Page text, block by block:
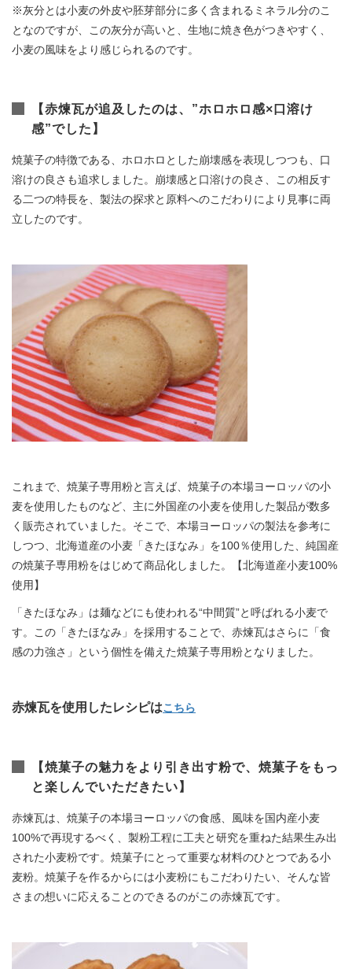
※灰分とは小麦の外皮や胚芽部分に多く含まれるミネラル分のこ
となのですが、この灰分が高いと、生地に焼き色がつきやすく、
小麦の風味をより感じられるのです。
【赤煉瓦が追及したのは、”ホロホロ感×口溶け
感”でした】
焼菓子の特徴である、ホロホロとした崩壊感を表現しつつも、口
溶けの良さも追求しました。崩壊感と口溶けの良さ、この相反す
る二つの特長を、製法の探求と原料へのこだわりにより見事に両
立したのです。
これまで、焼菓子専用粉と言えば、焼菓子の本場ヨーロッパの小
麦を使用したものなど、主に外国産の小麦を使用した製品が数多
く販売されていました。そこで、本場ヨーロッパの製法を参考に
しつつ、北海道産の小麦「きたほなみ」を100％使用した、純国産
の焼菓子専用粉をはじめて商品化しました。【北海道産小麦100%
使用】
「きたほなみ」は麺などにも使われる“中間質”と呼ばれる小麦で
す。この「きたほなみ」を採用することで、赤煉瓦はさらに「食
感の力強さ」という個性を備えた焼菓子専用粉となりました。
赤煉瓦を使用したレシピはこちら
【焼菓子の魅力をより引き出す粉で、焼菓子をもっ
と楽しんでいただきたい】
赤煉瓦は、焼菓子の本場ヨーロッパの食感、風味を国内産小麦
100%で再現するべく、製粉工程に工夫と研究を重ねた結果生み出
された小麦粉です。焼菓子にとって重要な材料のひとつである小
麦粉。焼菓子を作るからには小麦粉にもこだわりたい、そんな皆
さまの想いに応えることのできるのがこの赤煉瓦です。